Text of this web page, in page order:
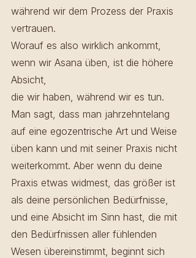
während wir dem Prozess der Praxis
vertrauen.
Worauf es also wirklich ankommt,
wenn wir Asana üben, ist die höhere
Absicht,
die wir haben, während wir es tun.
Man sagt, dass man jahrzehntelang
auf eine egozentrische Art und Weise
üben kann und mit seiner Praxis nicht
weiterkommt. Aber wenn du deine
Praxis etwas widmest, das größer ist
als deine persönlichen Bedürfnisse,
und eine Absicht im Sinn hast, die mit
den Bedürfnissen aller fühlenden
Wesen übereinstimmt, beginnt sich